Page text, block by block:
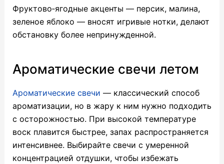
Фруктово‑ягодные акценты — персик, малина,
зеленое яблоко — вносят игривые нотки, делают
обстановку более непринужденной.
Ароматические свечи летом
Ароматические свечи — классический способ
ароматизации, но в жару к ним нужно подходить
с осторожностью. При высокой температуре
воск плавится быстрее, запах распространяется
интенсивнее. Выбирайте свечи с умеренной
концентрацией отдушки, чтобы избежать